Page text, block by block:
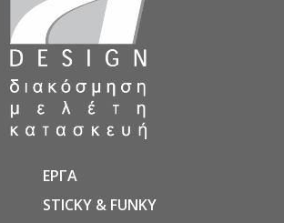
ΕΡΓΑ
STICKY & FUNKY